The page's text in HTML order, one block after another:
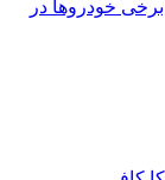
خودروها در